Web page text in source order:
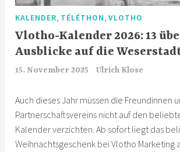
KALENDER TÉLÉTHON ,VLOTHO
Vlotho-Kalender 2026: 13
Ausblicke auf die
15. November 2025 Ulrich Klose
Auch dieses Jahr müssen die Freundinnen
Partnerschaftsvereins nicht auf den
Kalender verzichten. Ab sofort liegt das
Weihnachtsgeschenk bei Vlotho Marketing